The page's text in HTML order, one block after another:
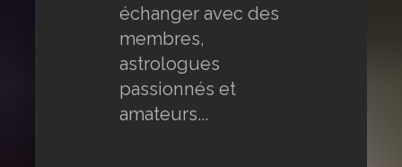
échanger avec des
membres,
astrologues
passionnés et
amateurs...